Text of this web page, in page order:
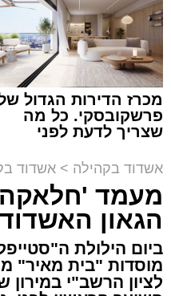
זה היה ארוע יוצא דופן.
במשך שעות ארוכות של
מתושבי אשדוד
ואכן, כפי שהובטח, לא
אלא במעמד של טיש
לסחוף אליו את
תוך האווירה השבתית
מכרז הדירות הגדול
פרשקובסקי. כל מה
שצריך לדעת לפני
באשדוד
אשדוד בקהילה > אשדוד
מעמד
הגאון
ביום הילולת
מוסדות "בית מאיר"
לציון הרשב"י